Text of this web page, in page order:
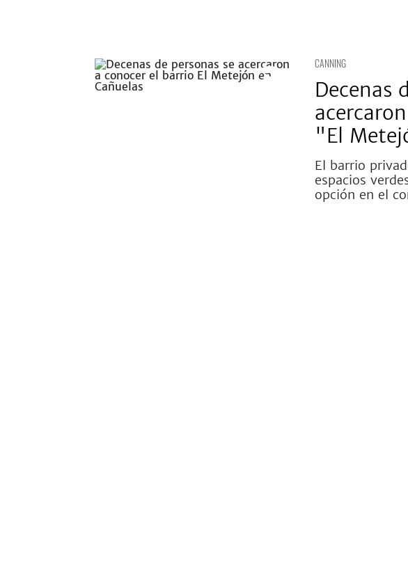
CANNING
Decenas
"El
El barrio
espacios
opción en el